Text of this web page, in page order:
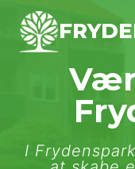
Fortsæt
indhold
I